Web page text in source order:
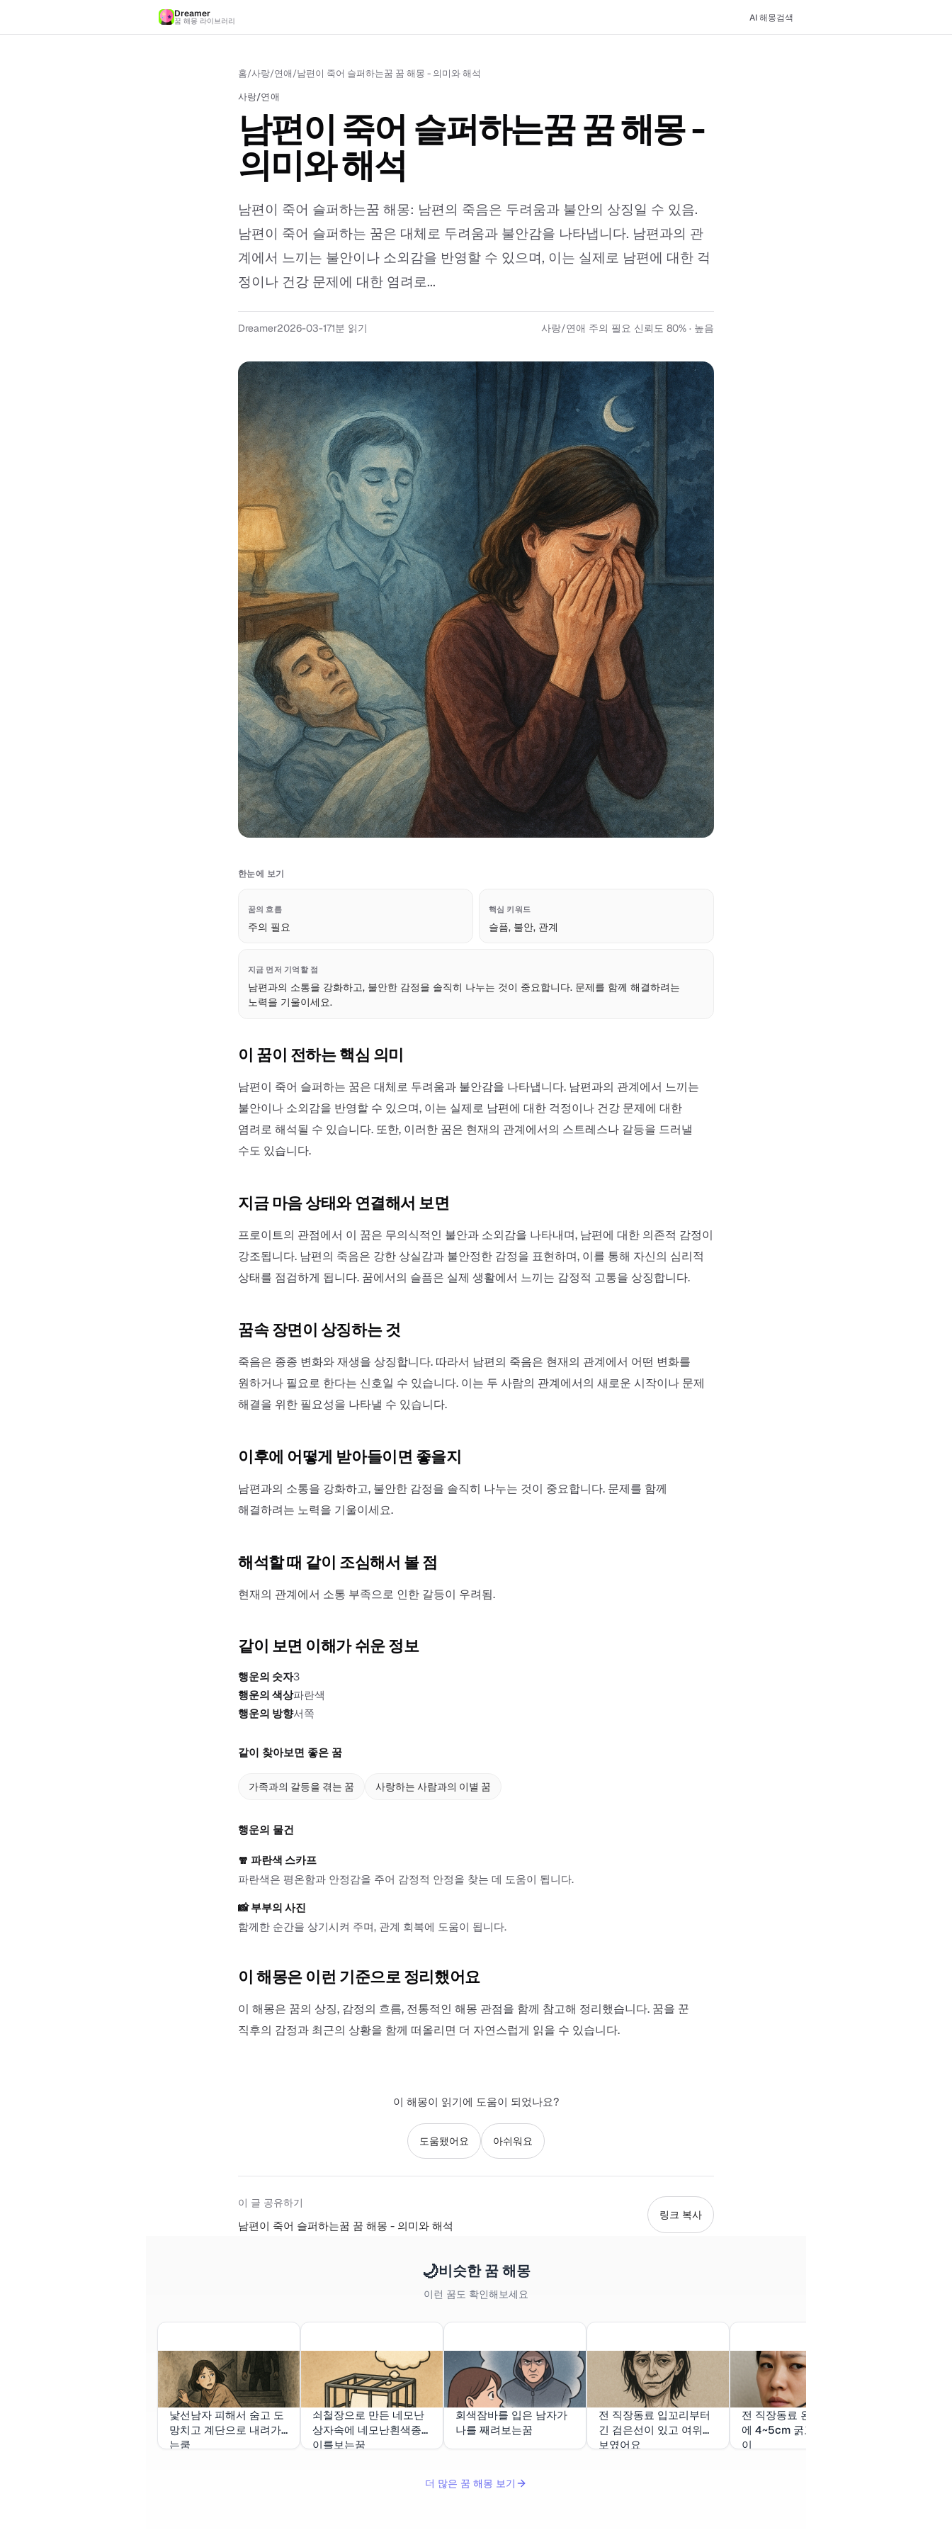
Dreamer
꿈 해몽 라이브러리 AI 해몽검색
홈/사랑/연애/남편이 죽어 슬퍼하는꿈 꿈 해몽 - 의미와 해석
사랑/연애
남편이 죽어 슬퍼하는꿈 꿈 해몽 -
의미와 해석
남편이 죽어 슬퍼하는꿈 해몽: 남편의 죽음은 두려움과 불안의 상징일 수 있음.
남편이 죽어 슬퍼하는 꿈은 대체로 두려움과 불안감을 나타냅니다. 남편과의 관
계에서 느끼는 불안이나 소외감을 반영할 수 있으며, 이는 실제로 남편에 대한 걱
정이나 건강 문제에 대한 염려로...
Dreamer2026-03-171분 읽기 사랑/연애 주의 필요 신뢰도 80% · 높음
한눈에 보기
꿈의 흐름
주의 필요
핵심 키워드
슬픔, 불안, 관계
지금 먼저 기억할 점
남편과의 소통을 강화하고, 불안한 감정을 솔직히 나누는 것이 중요합니다. 문제를 함께 해결하려는
노력을 기울이세요.
이 꿈이 전하는 핵심 의미
남편이 죽어 슬퍼하는 꿈은 대체로 두려움과 불안감을 나타냅니다. 남편과의 관계에서 느끼는
불안이나 소외감을 반영할 수 있으며, 이는 실제로 남편에 대한 걱정이나 건강 문제에 대한
염려로 해석될 수 있습니다. 또한, 이러한 꿈은 현재의 관계에서의 스트레스나 갈등을 드러낼
수도 있습니다.
지금 마음 상태와 연결해서 보면
프로이트의 관점에서 이 꿈은 무의식적인 불안과 소외감을 나타내며, 남편에 대한 의존적 감정이
강조됩니다. 남편의 죽음은 강한 상실감과 불안정한 감정을 표현하며, 이를 통해 자신의 심리적
상태를 점검하게 됩니다. 꿈에서의 슬픔은 실제 생활에서 느끼는 감정적 고통을 상징합니다.
꿈속 장면이 상징하는 것
죽음은 종종 변화와 재생을 상징합니다. 따라서 남편의 죽음은 현재의 관계에서 어떤 변화를
원하거나 필요로 한다는 신호일 수 있습니다. 이는 두 사람의 관계에서의 새로운 시작이나 문제
해결을 위한 필요성을 나타낼 수 있습니다.
이후에 어떻게 받아들이면 좋을지
남편과의 소통을 강화하고, 불안한 감정을 솔직히 나누는 것이 중요합니다. 문제를 함께
해결하려는 노력을 기울이세요.
해석할 때 같이 조심해서 볼 점
현재의 관계에서 소통 부족으로 인한 갈등이 우려됨.
같이 보면 이해가 쉬운 정보
행운의 숫자3
행운의 색상파란색
행운의 방향서쪽
같이 찾아보면 좋은 꿈
가족과의 갈등을 겪는 꿈 사랑하는 사람과의 이별 꿈
행운의 물건
🧣 파란색 스카프
파란색은 평온함과 안정감을 주어 감정적 안정을 찾는 데 도움이 됩니다.
📸부부의 사진
함께한 순간을 상기시켜 주며, 관계 회복에 도움이 됩니다.
이 해몽은 이런 기준으로 정리했어요
이 해몽은 꿈의 상징, 감정의 흐름, 전통적인 해몽 관점을 함께 참고해 정리했습니다. 꿈을 꾼
직후의 감정과 최근의 상황을 함께 떠올리면 더 자연스럽게 읽을 수 있습니다.
이 해몽이 읽기에 도움이 되었나요?
도움됐어요 아쉬워요
이 글 공유하기
남편이 죽어 슬퍼하는꿈 꿈 해몽 - 의미와 해석
링크 복사
🌙비슷한 꿈 해몽
이런 꿈도 확인해보세요
낯선남자 피해서 숨고 도
망치고 계단으로 내려가
는쿰
쇠철장으로 만든 네모난
상자속에 네모난흰색종
이를보는꿈
회색잠바를 입은 남자가
나를 째려보는꿈
전 직장동료 입꼬리부터
긴 검은선이 있고 여위어
보였어요
전 직장동료 왼쪽 입꼬리
에 4~5cm 굵고 검은 선
이
더 많은 꿈 해몽 보기